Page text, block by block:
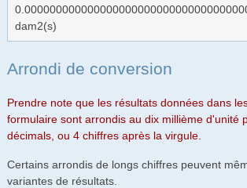
dam2(s)
Arrondi de conversion
Prendre note que les résultats données dans
formulaire sont arrondis au dix millième d'unité
décimals, ou 4 chiffres après la virgule.
Certains arrondis de longs chiffres peuvent
variantes de résultats.